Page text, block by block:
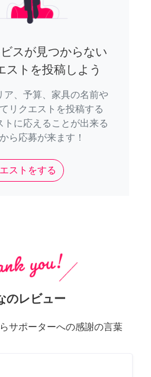
スが見つからない
ストを投稿しよう
ア、予算、家具の名前や
リクエストを投稿する
トに応えることが出来る
ら応募が来ます！
ストをする
のレビュー
サポーターへの感謝の言葉